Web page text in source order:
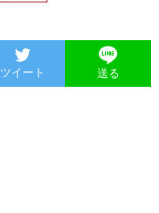
ツイート 送る